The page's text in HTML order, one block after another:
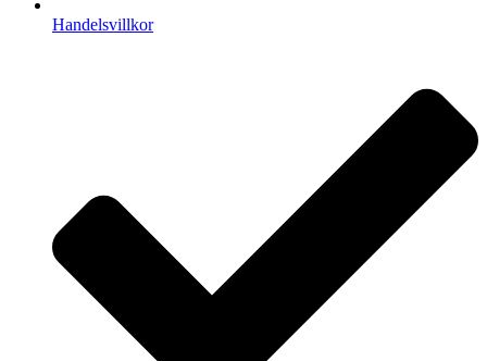
Handelsvillkor